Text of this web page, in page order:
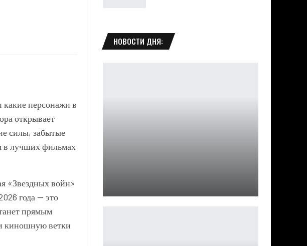
какие персонажи в
открывает
силы, забытые
в лучших фильмах
«Звездных войн»
года — это
прямым
киношную ветки
НОВОСТИ ДНЯ: